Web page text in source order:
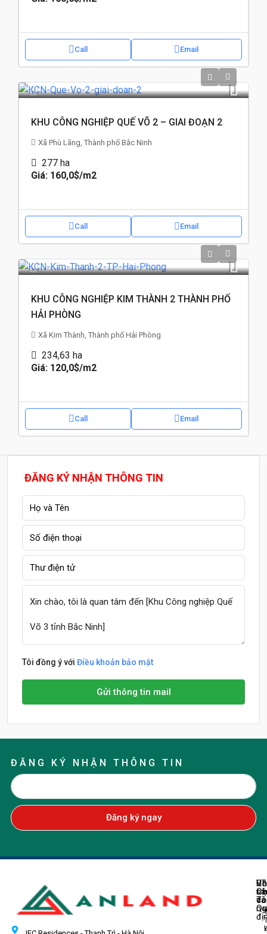
Call Email
KHU CÔNG NGHIỆP QUẾ VÕ 2 – GIAI ĐOẠN 2
Xã Phù Lãng, Thành phố Bắc Ninh
277 ha
Giá: 160,0$/m2
Call Email
KHU CÔNG NGHIỆP KIM THÀNH 2 THÀNH PHỐ
HẢI PHÒNG
Xã Kim Thành, Thành phố Hải Phòng
234,63 ha
Giá: 120,0$/m2
Call Email
ĐĂNG KÝ NHẬN THÔNG TIN
Tôi đồng ý với Điều khoản bảo mật
Gửi thông tin mail
ĐĂNG KÝ NHẬN THÔNG TIN
Đăng ký ngay
Về
Hỗ
và